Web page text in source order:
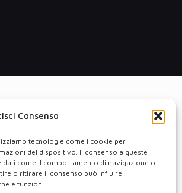
Consenso
tecnologie come i cookie per
del dispositivo. Il consenso a queste
come il comportamento di navigazione o
o ritirare il consenso può influire
e funzioni.